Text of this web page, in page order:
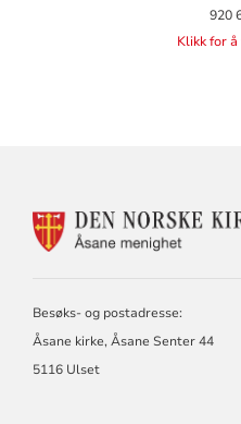
920
Klikk for
Besøks- og postadresse:
Åsane kirke, Åsane Senter 44
5116 Ulset